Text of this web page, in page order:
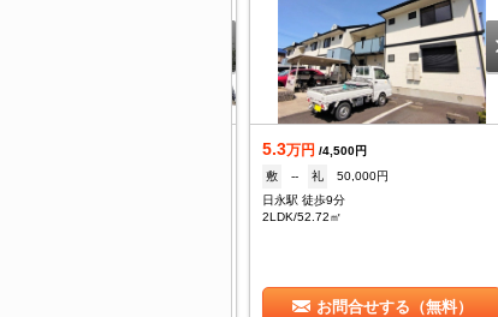
5.3万円 /4,500円
敷
-- 礼
50,000円
日永駅 徒歩9分
2LDK/52.72㎡
お問合せする（無料）